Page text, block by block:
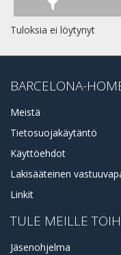
Tuloksia ei löytynyt
BARCELONA-
Meistä
Tietosuojakäytäntö
Käyttöehdot
Lakisääteinen
Linkit
TULE MEILLE
Jäsenohjelma